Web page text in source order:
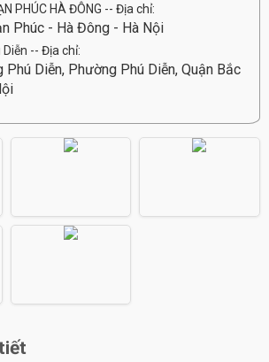
PHÚC HÀ ĐÔNG -- Địa chỉ:
Phúc - Hà Đông - Hà Nội
-- Địa chỉ:
Diễn, Phường Phú Diễn, Quận Bắc